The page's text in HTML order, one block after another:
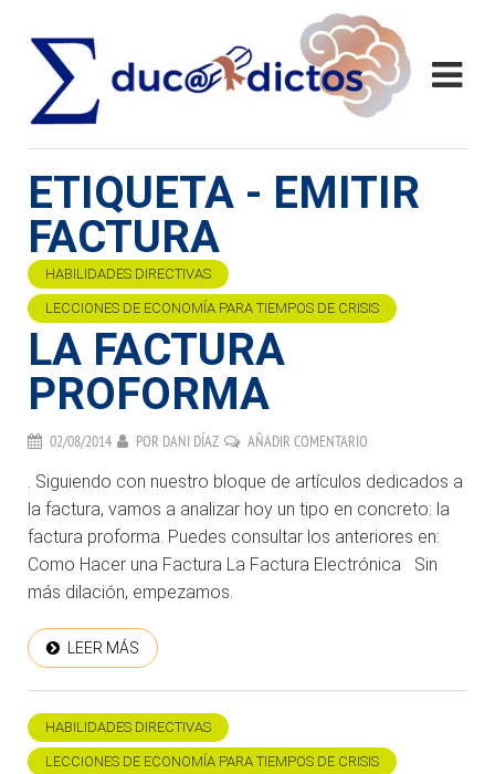
ETIQUETA - EMITIR
FACTURA
HABILIDADES DIRECTIVAS
LECCIONES DE ECONOMÍA PARA TIEMPOS DE CRISIS
LA FACTURA
PROFORMA
02/08/2014 POR DANI DÍAZ AÑADIR COMENTARIO
. Siguiendo con nuestro bloque de artículos dedicados a
la factura, vamos a analizar hoy un tipo en concreto: la
factura proforma. Puedes consultar los anteriores en:
Como Hacer una Factura La Factura Electrónica Sin
más dilación, empezamos.
LEER MÁS
HABILIDADES DIRECTIVAS
LECCIONES DE ECONOMÍA PARA TIEMPOS DE CRISIS